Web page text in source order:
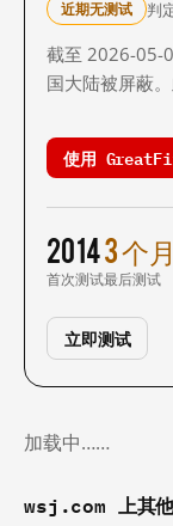
近期无测试 判
截至 2026-05-
国大陆被屏蔽
使用
2014
首次测试
3 个
最后测试
立即测试
加载中……
wsj.com 上其